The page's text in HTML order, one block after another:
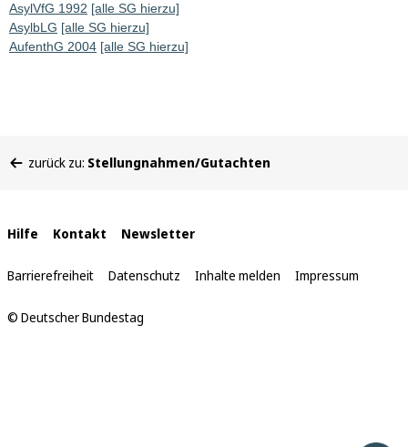
AsylVfG 1992 [alle SG hierzu]
AsylbLG [alle SG hierzu]
AufenthG 2004 [alle SG hierzu]
befinden
zurück zu: Stellungnahmen/Gutachten
Interne
Links
Hilfe Kontakt Newsletter
Barrierefreiheit Datenschutz Inhalte melden Impressum
© Deutscher Bundestag